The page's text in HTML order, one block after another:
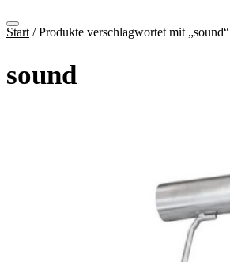
Start / Produkte verschlagwortet mit „sound“
sound